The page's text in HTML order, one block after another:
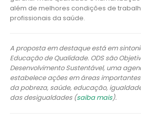
além de melhores condições de
profissionais da saúde.
A proposta em destaque está em
Educação de Qualidade. ODS são
Desenvolvimento Sustentável, uma
estabelece ações em áreas
da pobreza, saúde, educação,
das desigualdades (saiba mais).